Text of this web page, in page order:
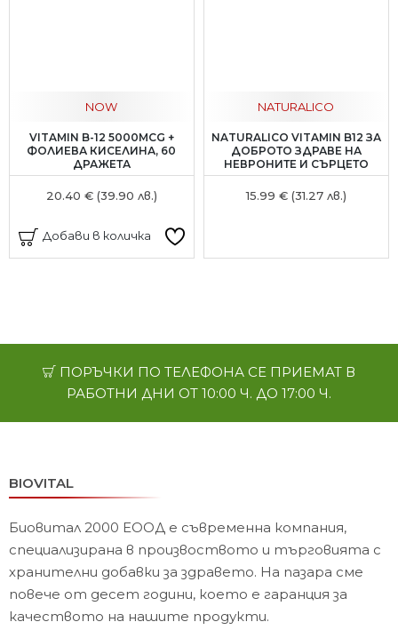
NOW
VITAMIN B-12 5000MCG +
ФОЛИЕВА КИСЕЛИНА, 60
ДРАЖЕТА
20.40 € (39.90 лв.)
Добави в количка
NATURALICO
NATURALICO VITAMIN B12 ЗА
ДОБРОТО ЗДРАВЕ НА
НЕВРОНИТЕ И СЪРЦЕТО
15.99 € (31.27 лв.)
ПОРЪЧКИ ПО ТЕЛЕФОНА СЕ ПРИЕМАТ В
РАБОТНИ ДНИ ОТ 10:00 Ч. ДО 17:00 Ч.
BIOVITAL
Биовитал 2000 ЕООД е съвременна компания,
специализирана в произвоството и търговията с
хранителни добавки за здравето. На пазара сме
повече от десет години, което е гаранция за
качеството на нашите продукти.